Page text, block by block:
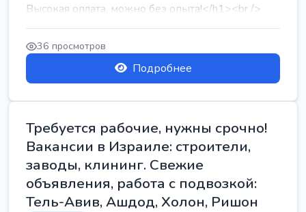
Высокая оплата, можно без опыта!</h1><br />
...
36 просмотров
Подробнее
Требуется рабочие, нужны срочно!
Вакансии в Израиле: строители,
заводы, клининг. Свежие
объявления, работа с подвозкой:
Тель-Авив, Ашдод, Холон, Ришон